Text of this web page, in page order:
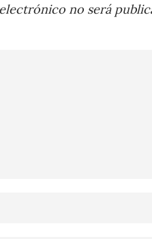
no será